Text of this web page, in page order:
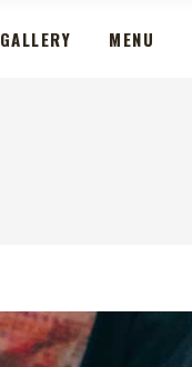
GALLERY MENU